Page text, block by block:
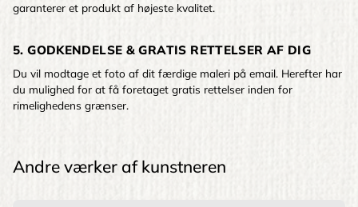
garanterer et produkt af højeste kvalitet.
5. GODKENDELSE & GRATIS RETTELSER AF DIG
Du vil modtage et foto af dit færdige maleri på email. Herefter har
du mulighed for at få foretaget gratis rettelser inden for
rimelighedens grænser.
Andre værker af kunstneren